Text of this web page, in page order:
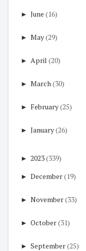
► June (16)
► May(29)
► April (20)
► March (30)
► February(25)
► January(26)
► 2023(339)
► December(19)
► November(33)
► October(31)
► September(25)